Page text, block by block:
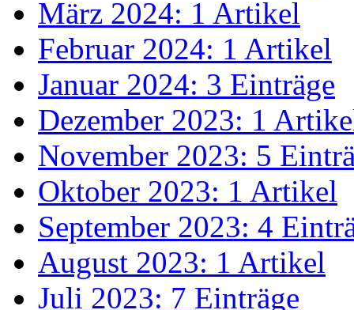
März 2024: 1 Artikel
Februar 2024: 1 Artikel
Januar 2024: 3 Einträge
Dezember 2023: 1
November 2023: 5
Oktober 2023: 1 Artikel
September 2023: 4
August 2023: 1 Artikel
Juli 2023: 7 Einträge